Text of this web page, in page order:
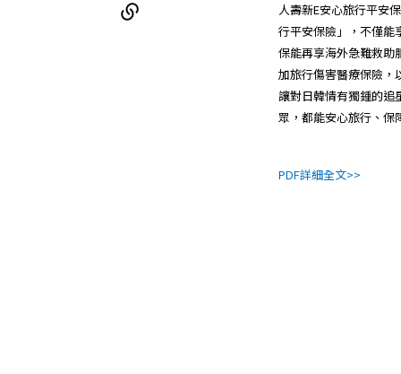
人壽新E安心旅行平安
行平安保險」，不僅能
保能再享海外急難救助
加旅行傷害醫療保險，
讓對日韓情有獨鍾的追
眾，都能安心旅行、保
PDF詳細全文>>